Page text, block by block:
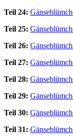
Teil 24:
Teil 25:
Teil 26:
Teil 27:
Teil 28:
Teil 29:
Teil 30:
Teil 31: